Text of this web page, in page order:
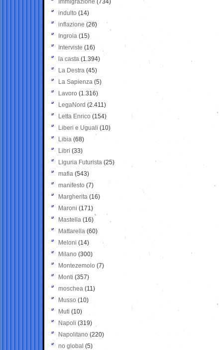
Immigrazione (734)
indulto (14)
inflazione (26)
Ingroia (15)
Interviste (16)
la casta (1.394)
La Destra (45)
La Sapienza (5)
Lavoro (1.316)
LegaNord (2.411)
Letta Enrico (154)
Liberi e Uguali (10)
Libia (68)
Libri (33)
Liguria Futurista (25)
mafia (543)
manifesto (7)
Margherita (16)
Maroni (171)
Mastella (16)
Mattarella (60)
Meloni (14)
Milano (300)
Montezemolo (7)
Monti (357)
moschea (11)
Musso (10)
Muti (10)
Napoli (319)
Napolitano (220)
no global (5)